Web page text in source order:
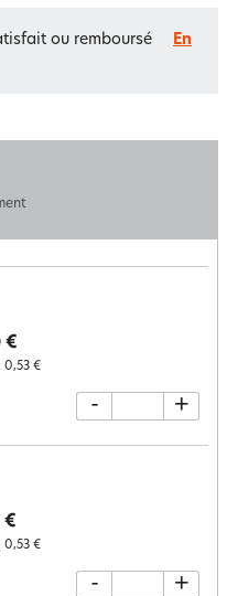
ou remboursé
En
€
0,53 €
- +
€
0,53 €
- +